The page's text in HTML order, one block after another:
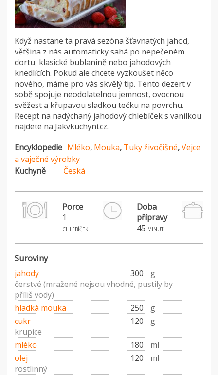
Když nastane ta pravá sezóna šťavnatých jahod,
většina z nás automaticky sahá po nepečeném
dortu, klasické bublanině nebo jahodových
knedlících. Pokud ale chcete vyzkoušet něco
nového, máme pro vás skvělý tip. Tento dezert v
sobě spojuje neodolatelnou jemnost, ovocnou
svěžest a křupavou sladkou tečku na povrchu.
Recept na nadýchaný jahodový chlebíček s vanilkou
najdete na Jakvkuchyni.cz.
Encyklopedie Mléko, Mouka, Tuky živočišné,Vejce
a vaječné výrobky
Kuchyně
Česká
Porce
1
chlebíček
Doba
přípravy
45 minut
Suroviny
jahody 300
g
čerstvé (mražené nejsou vhodné, pustily by
příliš vody)
hladká mouka
250
g
cukr
120
g
krupice
mléko
180
ml
olej
120
ml
rostlinný